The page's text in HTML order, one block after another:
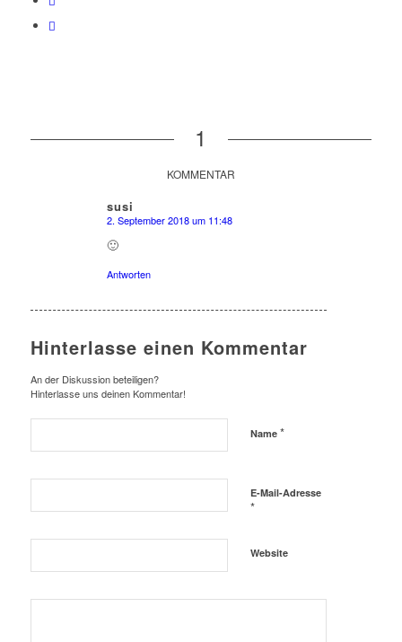
1
KOMMENTAR
susi
sagte:
2. September 2018 um 11:48
🙂
Antworten
Hinterlasse einen Kommentar
An der Diskussion beteiligen?
Hinterlasse uns deinen Kommentar!
Name *
E-Mail-Adresse
*
Website